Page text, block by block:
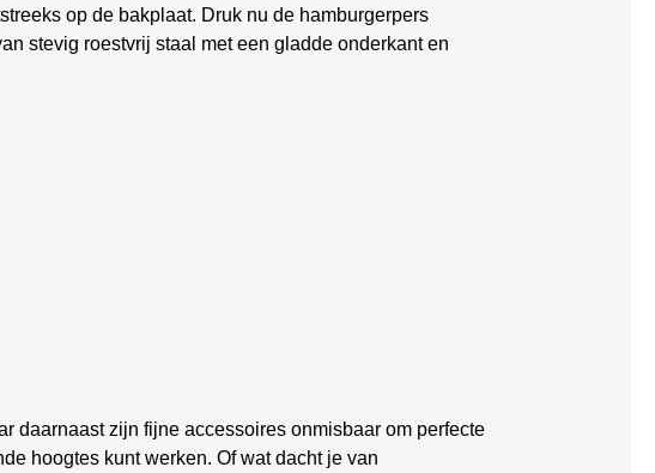
op de bakplaat. Druk nu de hamburgerpers
stevig roestvrij staal met een gladde onderkant en
daarnaast zijn fijne accessoires onmisbaar om perfecte
hoogtes kunt werken. Of wat dacht je van